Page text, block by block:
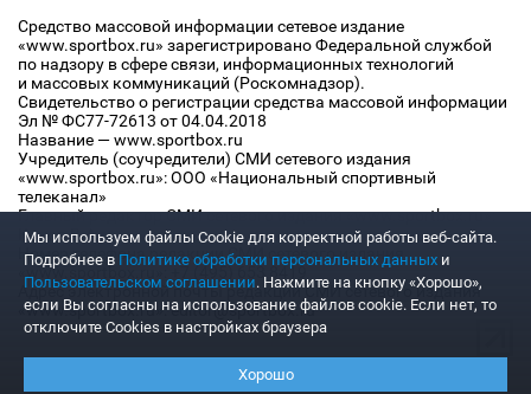
Средство массовой информации сетевое издание
«www.sportbox.ru» зарегистрировано Федеральной службой
по надзору в сфере связи, информационных технологий
и массовых коммуникаций (Роскомнадзор).
Свидетельство о регистрации средства массовой информации
Эл № ФС77-72613 от 04.04.2018
Название — www.sportbox.ru
Учредитель (соучредители) СМИ сетевого издания
«www.sportbox.ru»: ООО «Национальный спортивный
телеканал»
Главный редактор СМИ сетевого издания «www.sportbox.ru»:
Конов В.А.
Номер телефона редакции СМИ сетевого издания
«www.sportbox.ru»: +7 (495) 653 8419
Адрес электронной почты редакции СМИ сетевого издания
«www.sportbox.ru»: editor@sportbox.ru
Мы используем файлы Сookie для корректной работы веб-сайта.
Подробнее в Политике обработки персональных данных и
Пользовательском соглашении. Нажмите на кнопку «Хорошо»,
если Вы согласны на использование файлов cookie. Если нет, то
отключите Cookies в настройках браузера
Хорошо